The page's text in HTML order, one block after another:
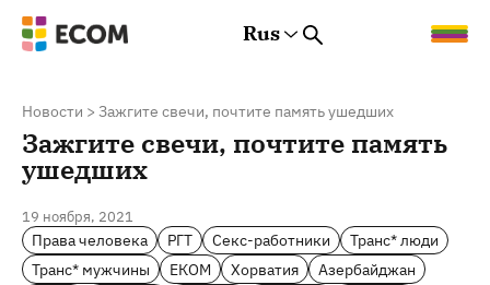
Rus
Новости > Зажгите свечи, почтите память ушедших
Зажгите свечи, почтите память
ушедших
19 ноября, 2021
Права человека РГТ Секс-работники
Транс* люди
Транс* мужчины
ЕКОМ Хорватия
Азербайджан